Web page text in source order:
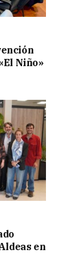
Niño»
en